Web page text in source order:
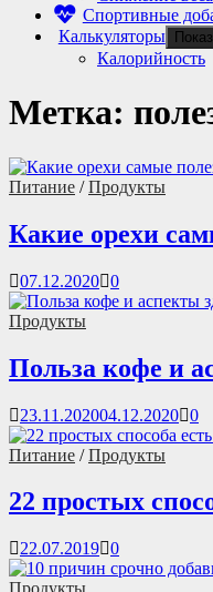
Спортивные
Калькуляторы
Калорийность
Метка:
Питание /Продукты
Какие орехи
07.12.2020 0
Продукты
Польза кофе и
23.11.202004.12.2020 0
Питание /Продукты
22 простых
22.07.2019 0